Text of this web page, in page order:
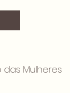
das Mulheres